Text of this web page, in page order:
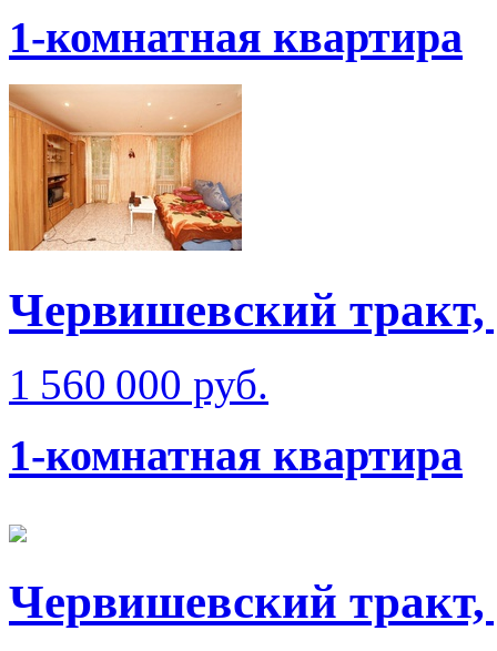
1-комнатная квартира
Червишевский
1 560 000 руб.
1-комнатная квартира
Червишевский